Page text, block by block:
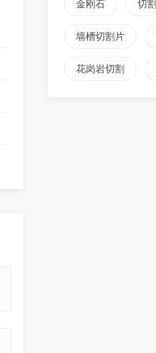
金刚石 切割
墙槽切割片
花岗岩切割